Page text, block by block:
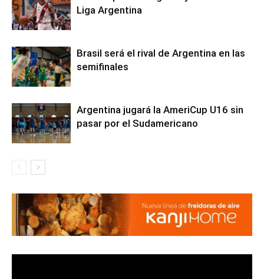
Liga Argentina
Brasil será el rival de Argentina en las
semifinales
Argentina jugará la AmeriCup U16 sin
pasar por el Sudamericano